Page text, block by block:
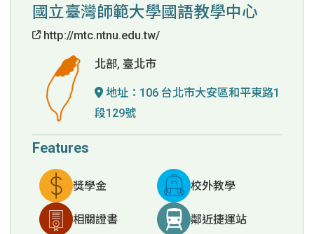
國立臺灣師範大學國語教學中心
http://mtc.ntnu.edu.tw/
北部, 臺北市
地址： 106 台北市大安區和平東路1
段129號
Features
獎學金 校外教學
相關證書 鄰近捷運站